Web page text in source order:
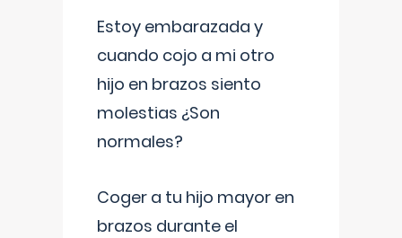
Estoy embarazada y
cuando cojo a mi otro
hijo en brazos siento
molestias ¿Son
normales?
Coger a tu hijo mayor en
brazos durante el